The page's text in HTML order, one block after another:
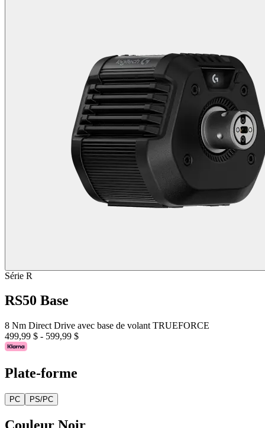
Série R
RS50 Base
8 Nm Direct Drive avec base de volant TRUEFORCE
499,99 $ - 599,99 $
Plate-forme
PC PS/PC